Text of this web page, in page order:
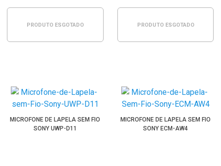
PRODUTO ESGOTADO PRODUTO ESGOTADO
MICROFONE DE LAPELA SEM FIO
SONY UWP-D11
MICROFONE DE LAPELA SEM FIO
SONY ECM-AW4